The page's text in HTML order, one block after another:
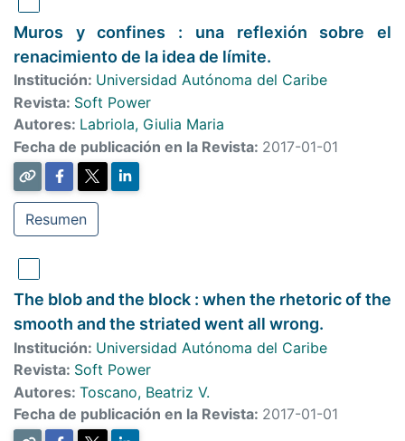
Muros y confines : una reflexión sobre el
renacimiento de la idea de límite.
Institución: Universidad Autónoma del Caribe
Revista: Soft Power
Autores: Labriola, Giulia Maria
Fecha de publicación en la Revista: 2017-01-01
Resumen
The blob and the block : when the rhetoric of the
smooth and the striated went all wrong.
Institución: Universidad Autónoma del Caribe
Revista: Soft Power
Autores: Toscano, Beatriz V.
Fecha de publicación en la Revista: 2017-01-01